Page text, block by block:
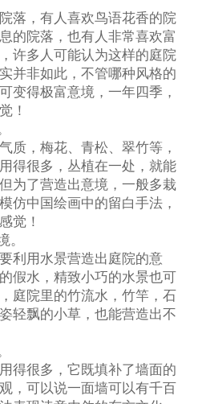
，有人喜欢鸟语花香的院
的院落，也有人非常喜欢富
许多人可能认为这样的庭院
并非如此，不管哪种风格的
变得极富意境，一年四季，
！
，梅花、青松、翠竹等，
得很多，丛植在一处，就能
为了营造出意境，一般多栽
仿中国绘画中的留白手法，
觉！
用水景营造出庭院的意
假水，精致小巧的水景也可
庭院里的竹流水，竹竿，石
轻飘的小草，也能营造出不
很多，它既填补了墙面的
，可以说一面墙可以有千百